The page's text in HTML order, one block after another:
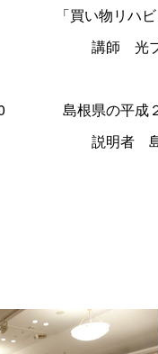
「買い物リハ
講師 光
島根県の平成
説明者